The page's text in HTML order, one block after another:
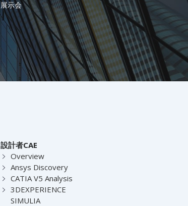
展示会
設計者CAE
Overview
Ansys Discovery
CATIA V5 Analysis
3DEXPERIENCE
SIMULIA